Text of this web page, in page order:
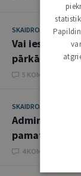
SKAIDROJUMI.
Vai iestādei
pārkāpumu
5 KOMENTĀRI
SKAIDROJUMI.
4 KOMENTĀRI